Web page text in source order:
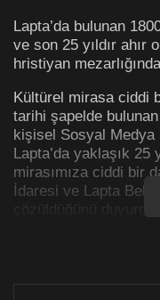
Lapta’da bulunan
ve son 25 yıldır ahır
hristiyan
Kültürel mirasa ciddi
tarihi şapelde bulunan
kişisel Sosyal Medya
Lapta’da yaklaşık 25
mirasımıza ciddi bir
İdaresi ve Lapta
çözüldüğünü duyurdu.